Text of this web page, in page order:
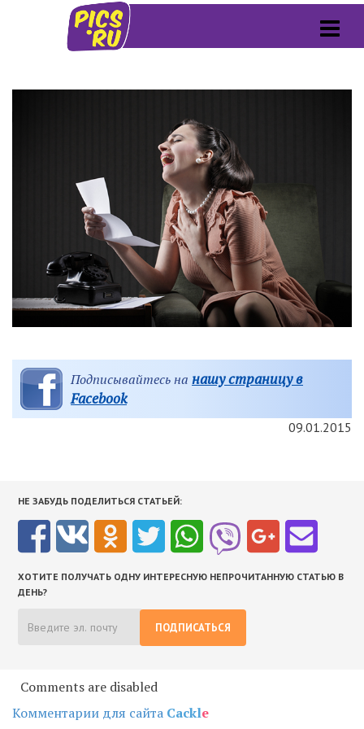
Подписывайтесь на нашу страницу в
Facebook
09.01.2015
НЕ ЗАБУДЬ ПОДЕЛИТЬСЯ СТАТЬЕЙ:
ХОТИТЕ ПОЛУЧАТЬ ОДНУ ИНТЕРЕСНУЮ НЕПРОЧИТАННУЮ СТАТЬЮ В
ДЕНЬ?
ПОДПИСАТЬСЯ
Comments are disabled
Комментарии для сайта Cackle